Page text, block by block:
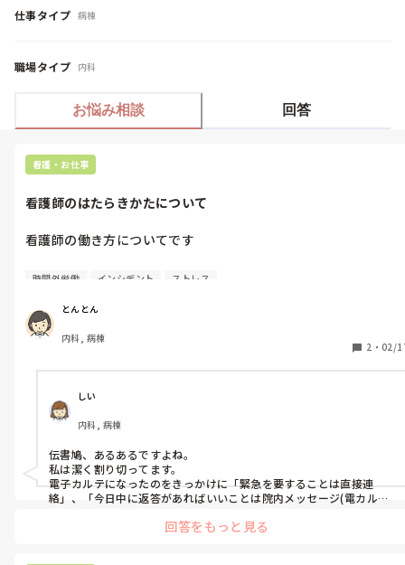
仕事タイプ 病棟
職場タイプ 内科
お悩み相談 回答
看護・お仕事
看護師のはたらきかたについて
看護師の働き方についてです
私個人の考えなのですが、看護師という仕事自体はやりがいもあ
しかし、時間外に連絡がかかってきたり、医師と他職種とのやり
とりをなぜか伝書鳩のような役割を果たしたり、他職種のインシ
デントも見つけた看護師が対処+インシデントレポート作成した
り…など看護師入らないとだめ？という業務が多い気がします。
それにもかかわらず他職種と基本給が同じだと割に合わないな…
と感じてしまいます。
皆さんの意見を聞きたいです！
時間外労働 インシデント ストレス
とんとん
内科, 病棟
2 ・ 02/
しい
内科, 病棟
伝書鳩、あるあるですよね。
私は潔く割り切ってます。
電子カルテになったのをきっかけに「緊急を要することは直接連
絡」、「今日中に返答があればいいことは院内メッセージ(電カル内
回答をもっと見る